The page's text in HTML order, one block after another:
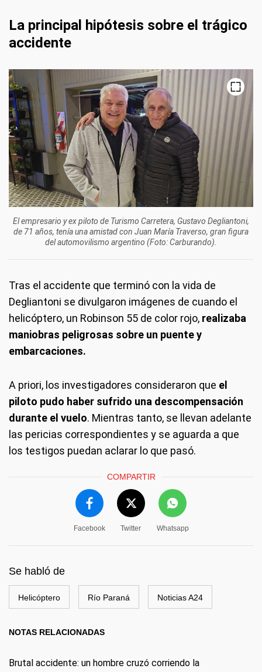
La principal hipótesis sobre el trágico
accidente
El empresario y ex piloto de Turismo Carretera, Gustavo Degliantoni,
de 71 años, tenía una amistad con Juan María Traverso, gran figura
del automovilismo argentino (Foto: Carburando).
Tras el accidente que terminó con la vida de
Degliantoni se divulgaron imágenes de cuando el
helicóptero, un Robinson 55 de color rojo, realizaba
maniobras peligrosas sobre un puente y
embarcaciones.
A priori, los investigadores consideraron que el
piloto pudo haber sufrido una descompensación
durante el vuelo. Mientras tanto, se llevan adelante
las pericias correspondientes y se aguarda a que
los testigos puedan aclarar lo que pasó.
COMPARTIR
Facebook Twitter Whatsapp
Se habló de
Helicóptero Río Paraná Noticias A24
NOTAS RELACIONADAS
Brutal accidente: un hombre cruzó corriendo la